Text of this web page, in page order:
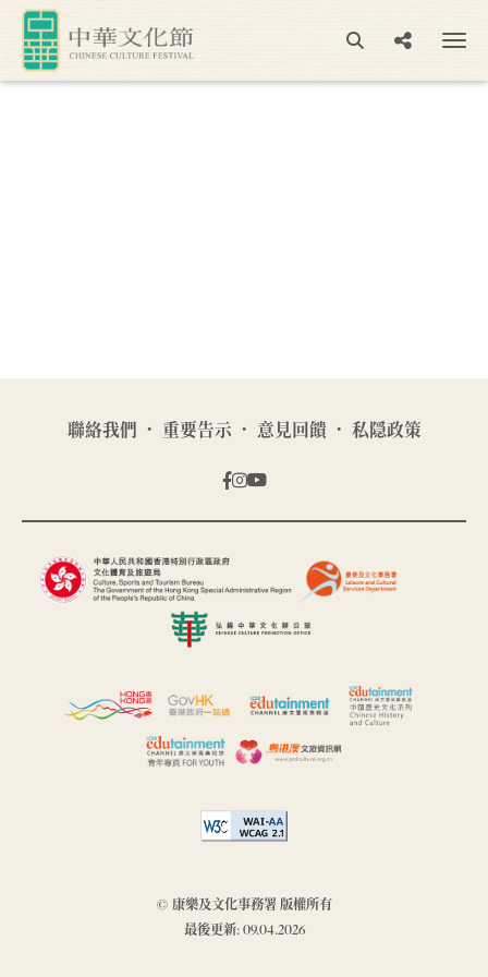
聯絡我們 重要告示 意見回饋 私隠政策
© 康樂及文化事務署 版權所有
最後更新: 09.04.2026